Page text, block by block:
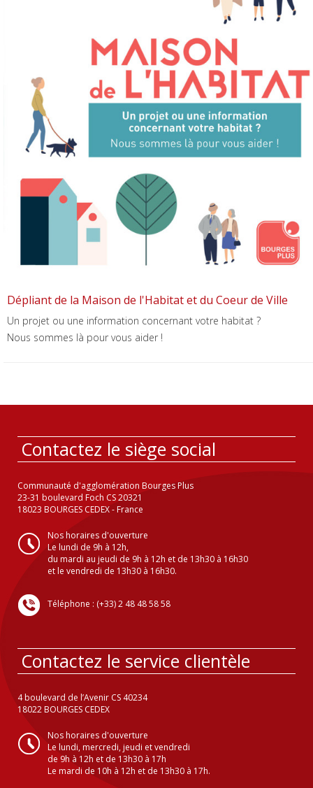
Dépliant de la Maison de l'Habitat et du Coeur de Ville
Un projet ou une information concernant votre habitat ?
Nous sommes là pour vous aider !
Contactez le siège social
Communauté d'agglomération Bourges Plus
23-31 boulevard Foch CS 20321
18023 BOURGES CEDEX - France
Nos horaires d'ouverture
Le lundi de 9h à 12h,
du mardi au jeudi de 9h à 12h et de 13h30 à 16h30
et le vendredi de 13h30 à 16h30.
Téléphone : (+33) 2 48 48 58 58
Contactez le service clientèle
4 boulevard de l’Avenir CS 40234
18022 BOURGES CEDEX
Nos horaires d'ouverture
Le lundi, mercredi, jeudi et vendredi
de 9h à 12h et de 13h30 à 17h
Le mardi de 10h à 12h et de 13h30 à 17h.